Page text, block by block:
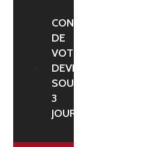
CONFIRMATION
DE
VOTRE
DEVIS
SOUS
3
JOURS